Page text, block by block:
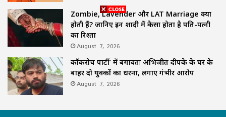
Zombie, Lavender और LAT Marriage क्या
होती हैं? जानिए इन शादी में कैसा होता है पति-पत्नी
का रिश्ता
August 7, 2026
कॉकरोच पार्टी’ में बगावतः अभिजीत दीपके के घर के
बाहर दो युवकों का धरना, लगाए गंभीर आरोप
August 7, 2026